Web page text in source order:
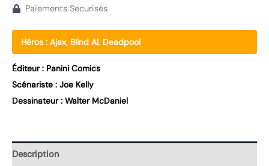
Paiements Securisés
Héros : Ajax, Blind Al, Deadpool
Éditeur : Panini Comics
Scénariste : Joe Kelly
Dessinateur : Walter McDaniel
Description